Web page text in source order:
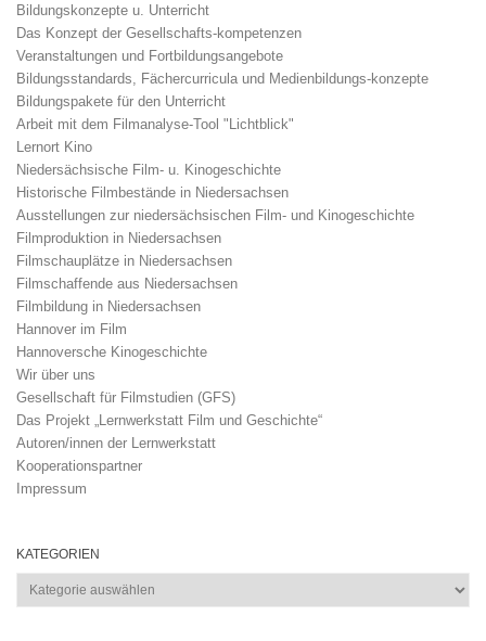
Bildungskonzepte u. Unterricht
Das Konzept der Gesellschafts-kompetenzen
Veranstaltungen und Fortbildungsangebote
Bildungsstandards, Fächercurricula und Medienbildungs-konzepte
Bildungspakete für den Unterricht
Arbeit mit dem Filmanalyse-Tool "Lichtblick"
Lernort Kino
Niedersächsische Film- u. Kinogeschichte
Historische Filmbestände in Niedersachsen
Ausstellungen zur niedersächsischen Film- und Kinogeschichte
Filmproduktion in Niedersachsen
Filmschauplätze in Niedersachsen
Filmschaffende aus Niedersachsen
Filmbildung in Niedersachsen
Hannover im Film
Hannoversche Kinogeschichte
Wir über uns
Gesellschaft für Filmstudien (GFS)
Das Projekt „Lernwerkstatt Film und Geschichte“
Autoren/innen der Lernwerkstatt
Kooperationspartner
Impressum
KATEGORIEN
Kategorien